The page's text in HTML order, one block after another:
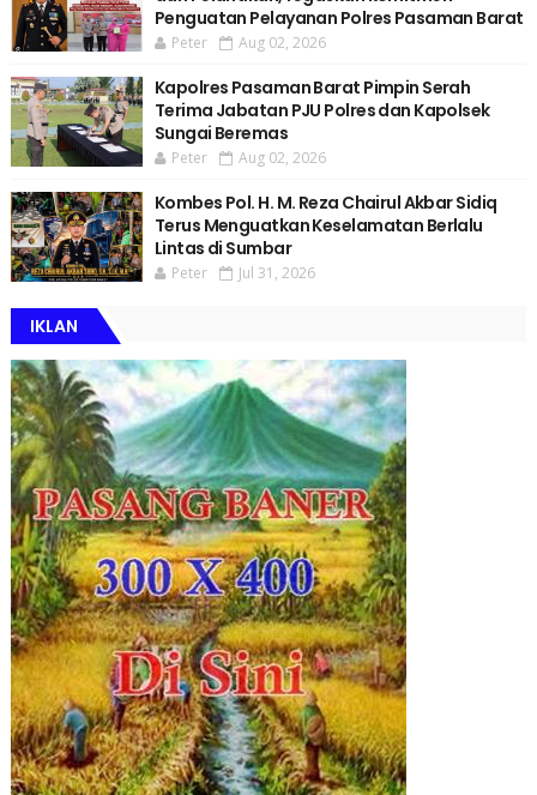
Penguatan Pelayanan Polres Pasaman Barat
Peter Aug 02, 2026
Kapolres Pasaman Barat Pimpin Serah
Terima Jabatan PJU Polres dan Kapolsek
Sungai Beremas
Peter Aug 02, 2026
Kombes Pol. H. M. Reza Chairul Akbar Sidiq
Terus Menguatkan Keselamatan Berlalu
Lintas di Sumbar
Peter Jul 31, 2026
IKLAN